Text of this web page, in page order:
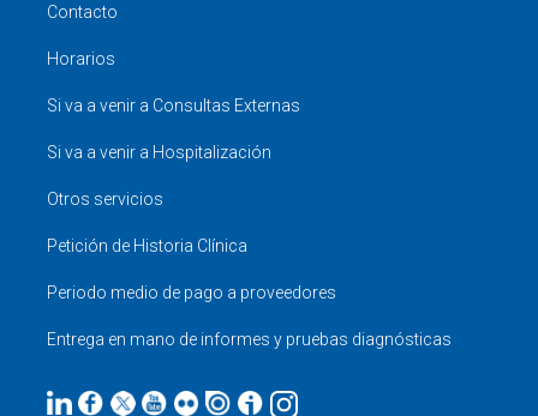
Contacto
Horarios
Si va a venir a Consultas Externas
Si va a venir a Hospitalización
Otros servicios
Petición de Historia Clínica
Periodo medio de pago a proveedores
Entrega en mano de informes y pruebas diagnósticas